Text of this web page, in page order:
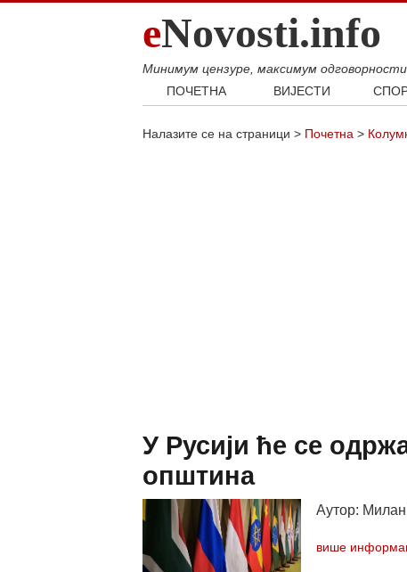
eNovosti.info
Минимум цензуре, максимум одговорности
ПОЧЕТНА
ВИЈЕСТИ
Балкан
Налазите се на страници > Почетна >
У Русији ће се
општина
Аутор:
више